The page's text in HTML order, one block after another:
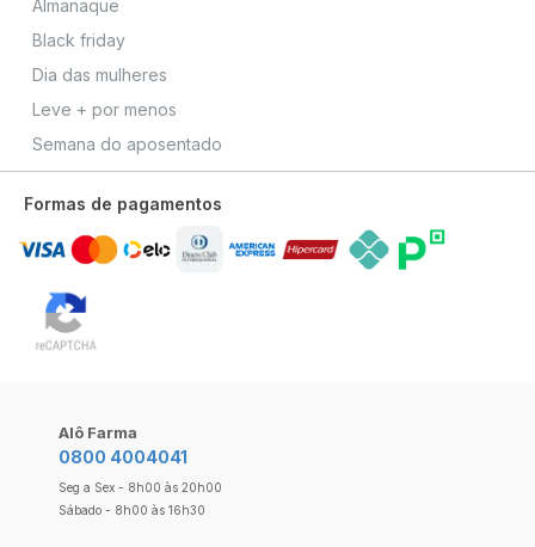
Almanaque
Black friday
Dia das mulheres
Leve + por menos
Semana do aposentado
Formas de pagamentos
Alô Farma
0800 4004041
Seg a Sex - 8h00 às 20h00
Sábado - 8h00 às 16h30